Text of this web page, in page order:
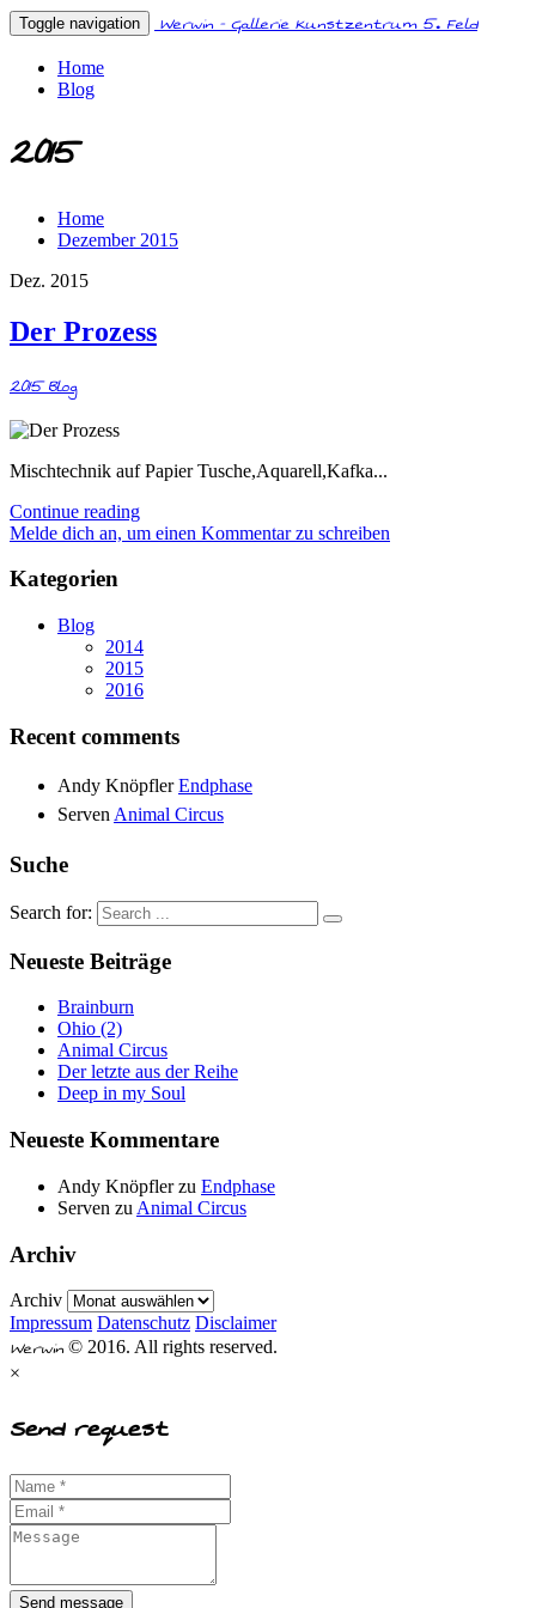
Toggle navigation Werwin - Gallerie Kunstzentrum 5. Feld
Home
Blog
2015
Home
Dezember 2015
Dez. 2015
Der Prozess
2015Blog
Mischtechnik auf Papier Tusche,Aquarell,Kafka...
Continue reading
Melde dich an, um einen Kommentar zu schreiben
Kategorien
Blog
2014
2015
2016
Recent comments
Andy KnöpflerEndphase
Serven Animal Circus
Suche
Search for:
Neueste Beiträge
Brainburn
Ohio (2)
Animal Circus
Der letzte aus der Reihe
Deep in my Soul
Neueste Kommentare
Andy Knöpflerzu Endphase
Serven zu Animal Circus
Archiv
Archiv
Impressum Datenschutz Disclaimer
Werwin© 2016. All rights reserved.
×
Send request
Send message